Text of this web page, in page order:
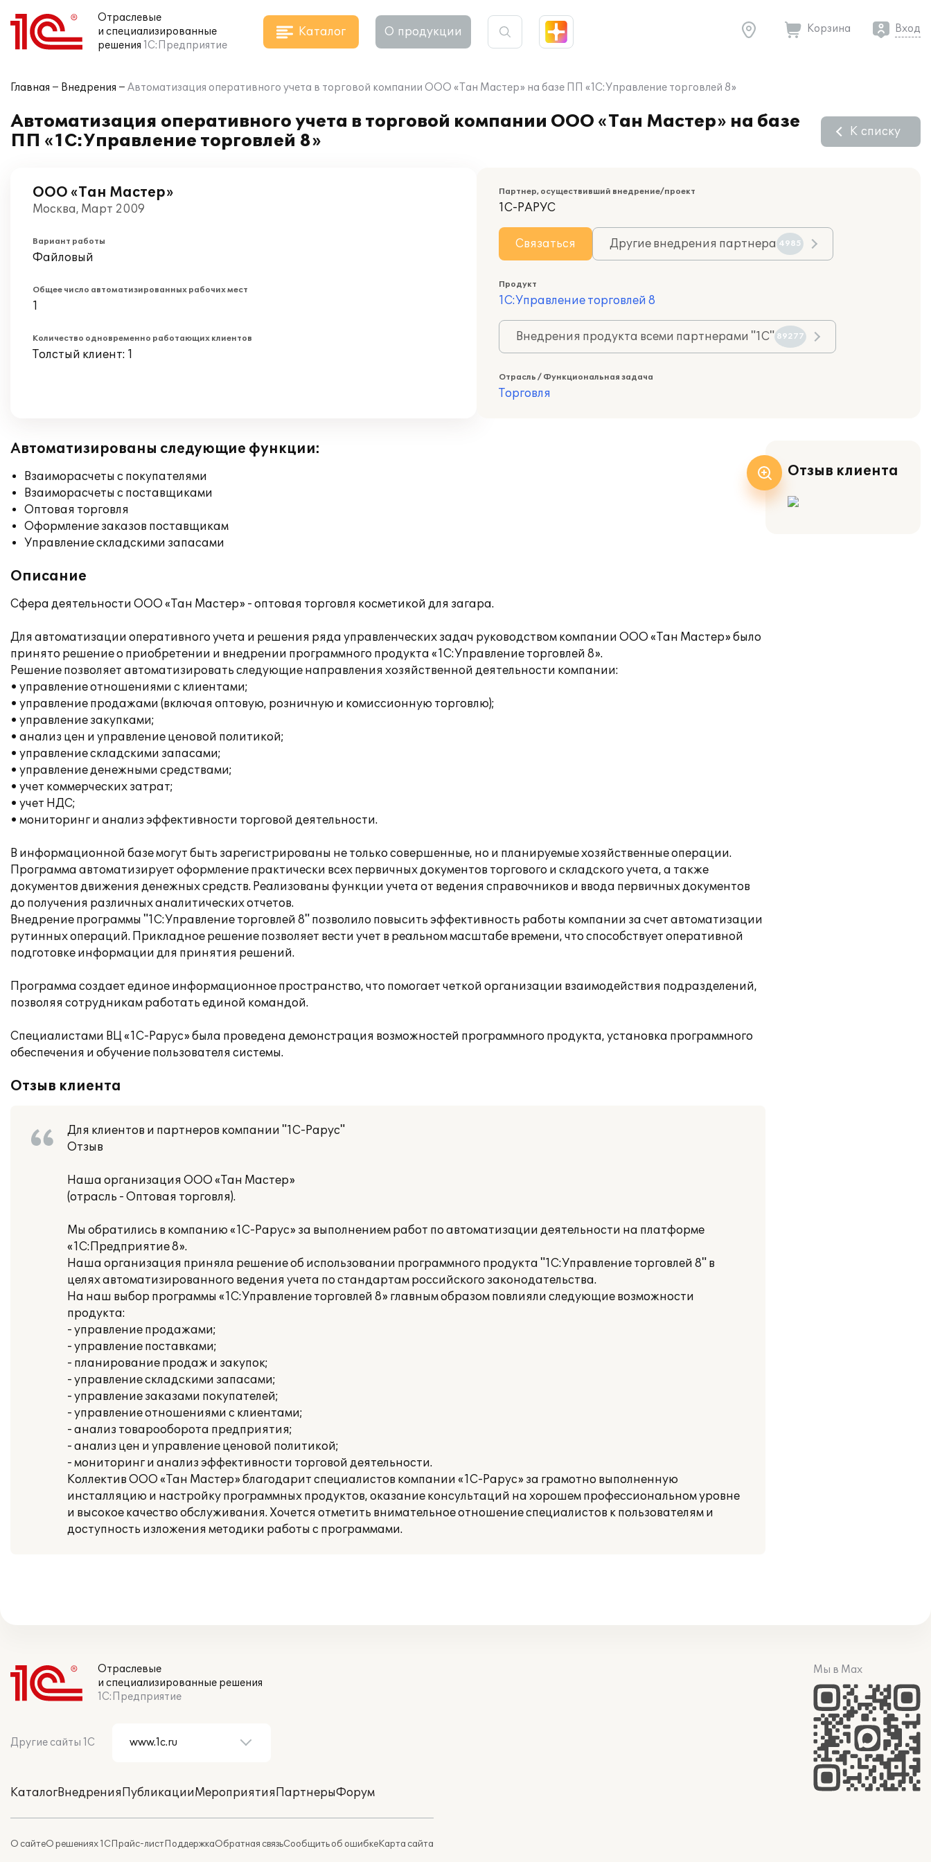
Отраслевые
и специализированные
решения 1С:Предприятие
Каталог О продукции Корзина Вход
Главная Внедрения Автоматизация оперативного учета в торговой компании ООО «Тан Мастер» на базе ПП «1С:Управление торговлей 8»
Автоматизация оперативного учета в торговой компании ООО «Тан Мастер» на базе
ПП «1С:Управление торговлей 8»
К списку
ООО «Тан Мастер»
Москва, Март 2009
Вариант работы
Файловый
Общее число автоматизированных рабочих мест
1
Количество одновременно работающих клиентов
Толстый клиент: 1
Партнер, осуществивший внедрение/проект
1С-РАРУС
Связаться Другие внедрения партнера 4985
Продукт
1С:Управление торговлей 8
Внедрения продукта всеми партнерами "1С" 89277
Отрасль / Функциональная задача
Торговля
Автоматизированы следующие функции:
Взаиморасчеты с покупателями
Взаиморасчеты с поставщиками
Оптовая торговля
Оформление заказов поставщикам
Управление складскими запасами
Описание
Сфера деятельности ООО «Тан Мастер» - оптовая торговля косметикой для загара.
Для автоматизации оперативного учета и решения ряда управленческих задач руководством компании ООО «Тан Мастер» было
принято решение о приобретении и внедрении программного продукта «1С:Управление торговлей 8».
Решение позволяет автоматизировать следующие направления хозяйственной деятельности компании:
• управление отношениями с клиентами;
• управление продажами (включая оптовую, розничную и комиссионную торговлю);
• управление закупками;
• анализ цен и управление ценовой политикой;
• управление складскими запасами;
• управление денежными средствами;
• учет коммерческих затрат;
• учет НДС;
• мониторинг и анализ эффективности торговой деятельности.
В информационной базе могут быть зарегистрированы не только совершенные, но и планируемые хозяйственные операции.
Программа автоматизирует оформление практически всех первичных документов торгового и складского учета, а также
документов движения денежных средств. Реализованы функции учета от ведения справочников и ввода первичных документов
до получения различных аналитических отчетов.
Внедрение программы "1С:Управление торговлей 8" позволило повысить эффективность работы компании за счет автоматизации
рутинных операций. Прикладное решение позволяет вести учет в реальном масштабе времени, что способствует оперативной
подготовке информации для принятия решений.
Программа создает единое информационное пространство, что помогает четкой организации взаимодействия подразделений,
позволяя сотрудникам работать единой командой.
Специалистами ВЦ «1С-Рарус» была проведена демонстрация возможностей программного продукта, установка программного
обеспечения и обучение пользователя системы.
Отзыв клиента
Для клиентов и партнеров компании "1С-Рарус"
Отзыв
Наша организация ООО «Тан Мастер»
(отрасль - Оптовая торговля).
Мы обратились в компанию «1С-Рарус» за выполнением работ по автоматизации деятельности на платформе
«1С:Предприятие 8».
Наша организация приняла решение об использовании программного продукта "1С:Управление торговлей 8" в
целях автоматизированного ведения учета по стандартам российского законодательства.
На наш выбор программы «1С:Управление торговлей 8» главным образом повлияли следующие возможности
продукта:
- управление продажами;
- управление поставками;
- планирование продаж и закупок;
- управление складскими запасами;
- управление заказами покупателей;
- управление отношениями с клиентами;
- анализ товарооборота предприятия;
- анализ цен и управление ценовой политикой;
- мониторинг и анализ эффективности торговой деятельности.
Коллектив ООО «Тан Мастер» благодарит специалистов компании «1С-Рарус» за грамотно выполненную
инсталляцию и настройку программных продуктов, оказание консультаций на хорошем профессиональном уровне
и высокое качество обслуживания. Хочется отметить внимательное отношение специалистов к пользователям и
доступность изложения методики работы с программами.
Отзыв клиента
Отраслевые
и специализированные решения
1С:Предприятие
Другие сайты 1С
КаталогВнедренияПубликацииМероприятияПартнерыФорум
О сайтеО решениях 1СПрайс-листПоддержкаОбратная связьСообщить об ошибкеКарта сайта
Мы в Max